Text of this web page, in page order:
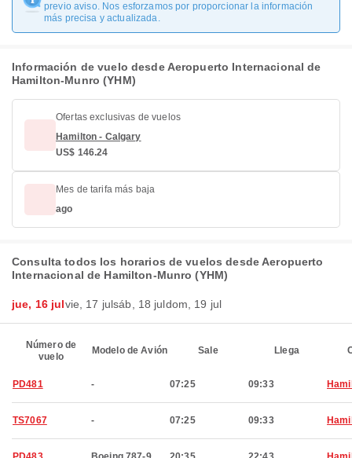
previo aviso. Nos esforzamos por proporcionar la información
más precisa y actualizada.
Información de vuelo desde Aeropuerto Internacional de
Hamilton-Munro (YHM)
Ofertas exclusivas de vuelos
Hamilton - Calgary
US$ 146.24
Mes de tarifa más baja
ago
Consulta todos los horarios de vuelos desde Aeropuerto
Internacional de Hamilton-Munro (YHM)
jue, 16 julvie, 17 julsáb, 18 juldom, 19 jul
Número de
vuelo
Modelo de Avión Sale Llega
PD481 - 07:25 09:33
TS7067 - 07:25 09:33